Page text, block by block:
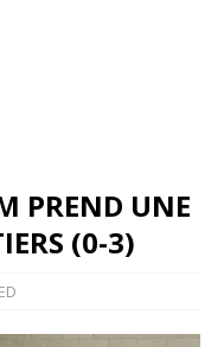
PREND UNE
(0-3)